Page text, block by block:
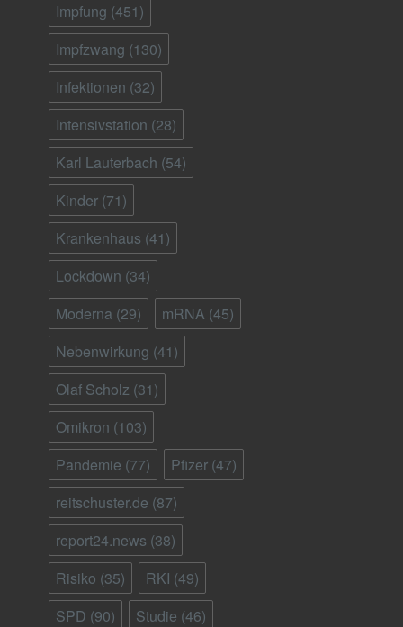
Impfung (451)
Impfzwang (130)
Infektionen (32)
Intensivstation (28)
Karl Lauterbach (54)
Kinder (71)
Krankenhaus (41)
Lockdown (34)
Moderna (29) mRNA (45)
Nebenwirkung (41)
Olaf Scholz (31)
Omikron (103)
Pandemie (77) Pfizer (47)
reitschuster.de (87)
report24.news (38)
Risiko (35) RKI (49)
SPD (90) Studie (46)